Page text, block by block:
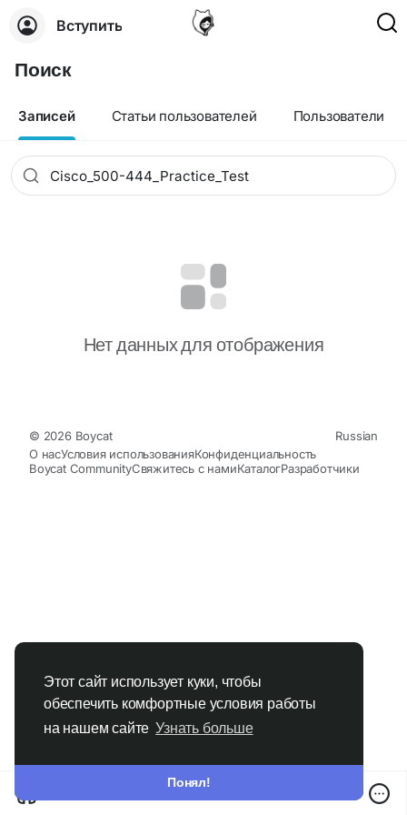
Этот сайт использует куки, чтобы
обеспечить комфортные условия работы
на нашем сайте Узнать больше
Понял!
Вступить
Поиск
Записей Статьи пользователей Пользователи
Нет данных для отображения
© 2026 Boycat
Russian
О насУсловия использованияКонфиденциальность
Boycat CommunityСвяжитесь с намиКаталогРазработчики